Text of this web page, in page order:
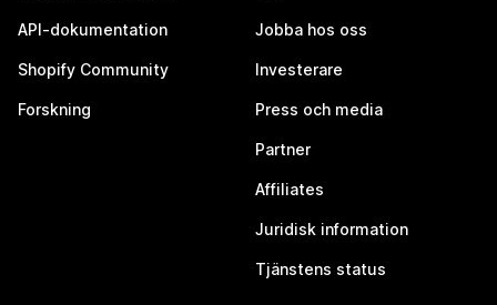
API-dokumentation
Shopify Community
Forskning
Jobba hos oss
Investerare
Press och media
Partner
Affiliates
Juridisk information
Tjänstens status